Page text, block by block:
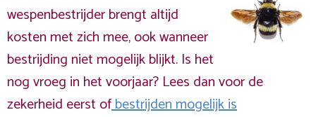
wespenbestrijder brengt altijd
kosten met zich mee, ook wanneer
bestrijding niet mogelijk blijkt. Is het
nog vroeg in het voorjaar? Lees dan voor de
zekerheid eerst ofbestrijden mogelijk is